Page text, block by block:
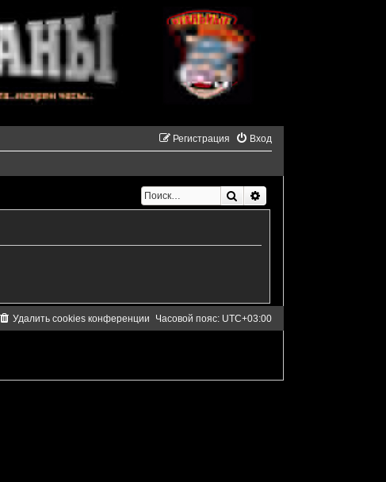
Вход
Регистрация
Поиск
Часовой пояс: UTC+03:00
Удалить cookies конференции